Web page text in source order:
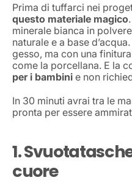
Prima di tuffarci nei
questo materiale magico
minerale bianca in
naturale e a base
gesso, ma con una
come la porcellana. E la
per i bambini e non
In 30 minuti avrai tra le
pronta per essere
1.
cuore